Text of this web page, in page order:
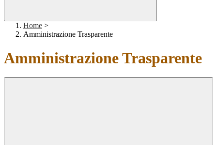
Home >
Amministrazione Trasparente
Amministrazione Trasparente